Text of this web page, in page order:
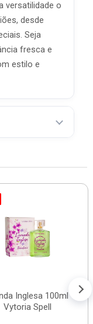
versatilidade o
desde
Seja
fresca e
estilo e
Inglesa 100ml -
Vytoria Spell